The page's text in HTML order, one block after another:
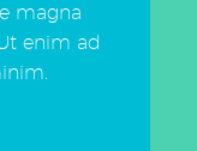
magna
enim ad